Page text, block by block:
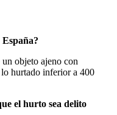
objeto ajeno con
hurtado inferior a 400
el hurto sea delito